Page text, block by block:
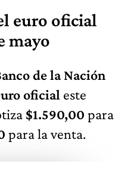
euro oficial
mayo
de la Nación
oficial este
$1.590,00 para
para la venta.